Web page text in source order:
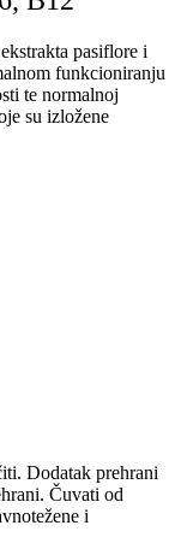
pasiflore i
funkcioniranju
te normalnoj
su izložene
Dodatak prehrani
Čuvati od
i